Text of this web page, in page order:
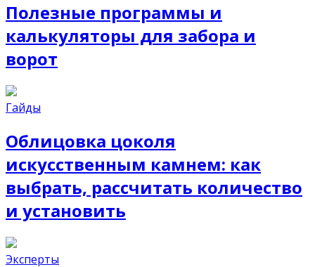
Полезные программы и
калькуляторы для забора и
ворот
Гайды
Облицовка цоколя
искусственным камнем: как
выбрать, рассчитать количество
и установить
Эксперты